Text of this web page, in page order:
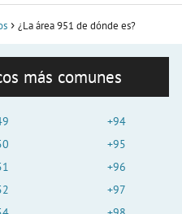
¿La área 951 de dónde es?
más comunes
+94
+95
+96
+97